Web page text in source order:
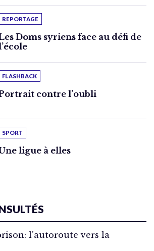
REPORTAGE
Doms syriens face au défi de
FLASHBACK
contre l’oubli
SPORT
ligue à elles
l’autoroute vers la